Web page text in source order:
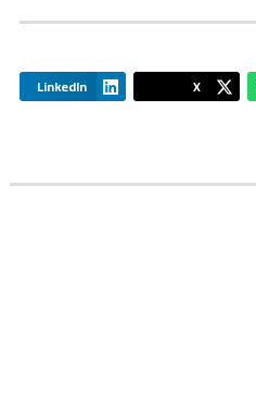
X
LinkedIn